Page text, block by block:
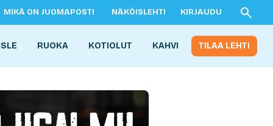
MIKÄ ON JUOMAPOSTI NÄKÖISLEHTI KIRJAUDU
RUOKA KOTIOLUT KAHVI TILAA LEHTI